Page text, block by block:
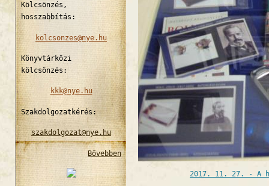
Kölcsönzés,
hosszabbítás:
kolcsonzes@nye.hu
Könyvtárközi
kölcsönzés:
kkk@nye.hu
Szakdolgozatkérés:
szakdolgozat@nye.hu
Bővebben
2017. 11. 27. - A